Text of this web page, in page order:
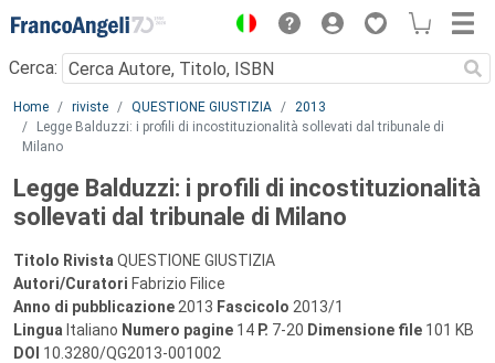
Menu
Cerca:
Main content
Home riviste QUESTIONE GIUSTIZIA
2013
Legge Balduzzi: i profili di incostituzionalità sollevati dal tribunale di
Milano
Legge Balduzzi: i profili di incostituzionalità
sollevati dal tribunale di Milano
Titolo Rivista QUESTIONE GIUSTIZIA
Autori/Curatori Fabrizio Filice
Anno di pubblicazione 2013 Fascicolo 2013/1
Lingua Italiano Numero pagine 14 P. 7-20 Dimensione file 101 KB
DOI 10.3280/QG2013-001002